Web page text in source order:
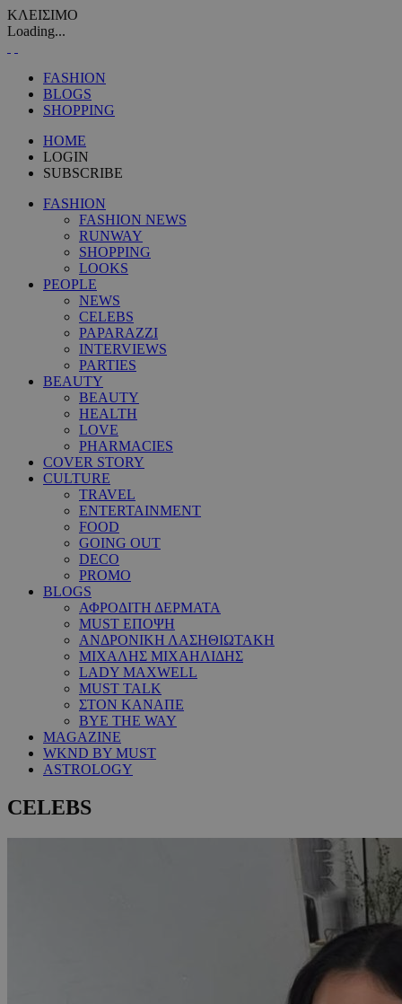
ΚΛΕΙΣΙΜΟ
Loading...
FASHION
BLOGS
SHOPPING
HOME
LOGIN
SUBSCRIBE
FASHION
FASHION NEWS
RUNWAY
SHOPPING
LOOKS
PEOPLE
NEWS
CELEBS
PAPARAZZI
INTERVIEWS
PARTIES
BEAUTY
BEAUTY
HEALTH
LOVE
PHARMACIES
COVER STORY
CULTURE
TRAVEL
ENTERTAINMENT
FOOD
GOING OUT
DECO
PROMO
BLOGS
ΑΦΡΟΔΙΤΗ ΔΕΡΜΑΤΑ
MUST ΕΠΟΨΗ
ΑΝΔΡΟΝΙΚΗ ΛΑΣΗΘΙΩΤΑΚΗ
ΜΙΧΑΛΗΣ ΜΙΧΑΗΛΙΔΗΣ
LADY MAXWELL
MUST TALK
ΣΤΟΝ ΚΑΝΑΠΕ
BYE THE WAY
MAGAZINE
WKND BY MUST
ASTROLOGY
CELEBS